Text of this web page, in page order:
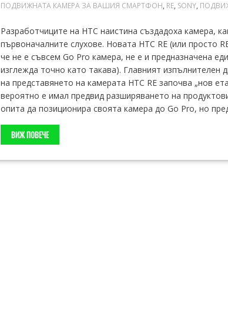
ПОДВИЖНАТА КАМЕРА ЗА ВАШИЯ СМАРТФОН, RE, SONY,
Разработчиците на HTC наистина създадоха камера,
първоначалните слухове. Новата HTC RE (или просто
че не е съвсем Go Pro камера, не е и предназначена
изглежда точно като такава). Главният
на представянето на камерата HTC RE започва „нов
вероятно е имал предвид разширяването на
опита да позиционира своята камера до Go Pro, но
ВИЖ ПОВЕЧЕ